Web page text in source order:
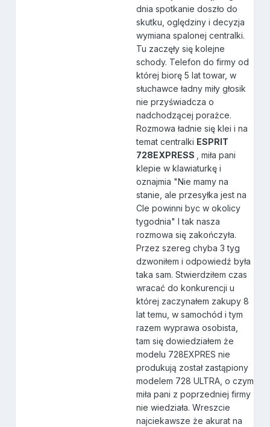
dnia spotkanie doszło do
skutku, oględziny i decyzja
wymiana spalonej centralki.
Tu zaczęły się kolejne
schody. Telefon do firmy od
której biorę 5 lat towar, w
słuchawce ładny miły głosik
nie przyświadcza o
nadchodzącej porażce.
Rozmowa ładnie się klei i na
temat centralki ESPRIT
728EXPRESS
, miła pani
klepie w klawiaturkę i
oznajmia "Nie mamy na
stanie, ale przesyłka jest na
Cle powinni byc w okolicy
tygodnia" I tak nasza
rozmowa się zakończyła.
Przez szereg chyba 3 tyg
dzwoniłem i odpowiedź była
taka sam. Stwierdziłem czas
wracać do konkurencji u
której zaczynałem zakupy 8
lat temu, w samochód i tym
razem wyprawa osobista,
tam się dowiedziałem że
modelu 728EXPRES nie
produkują został zastąpiony
modelem 728 ULTRA, o czym
miła pani z poprzedniej firmy
nie wiedziała. Wreszcie
najciekawsze że akurat na